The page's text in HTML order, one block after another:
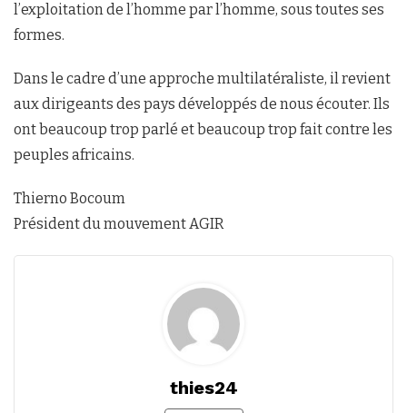
l’exploitation de l’homme par l’homme, sous toutes ses
formes.
Dans le cadre d’une approche multilatéraliste, il revient
aux dirigeants des pays développés de nous écouter. Ils
ont beaucoup trop parlé et beaucoup trop fait contre les
peuples africains.
Thierno Bocoum
Président du mouvement AGIR
thies24